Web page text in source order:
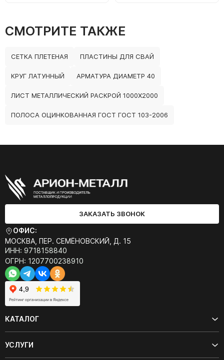
СМОТРИТЕ ТАКЖЕ
СЕТКА ПЛЕТЕНАЯ ПЛАСТИНЫ ДЛЯ СВАЙ
КРУГ ЛАТУННЫЙ АРМАТУРА ДИАМЕТР 40
ЛИСТ МЕТАЛЛИЧЕСКИЙ РАСКРОЙ 1000Х2000
ПОЛОСА ОЦИНКОВАННАЯ ГОСТ ГОСТ 103-2006
ЗАКАЗАТЬ ЗВОНОК
ОФИС:
МОСКВА, ПЕР. СЕМЁНОВСКИЙ, Д. 15
ИНН: 9718158840
ОГРН: 1207700238910
КАТАЛОГ
УСЛУГИ